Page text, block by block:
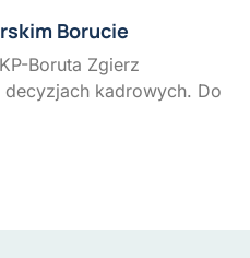
Borucie
Boruta Zgierz
kadrowych. Do